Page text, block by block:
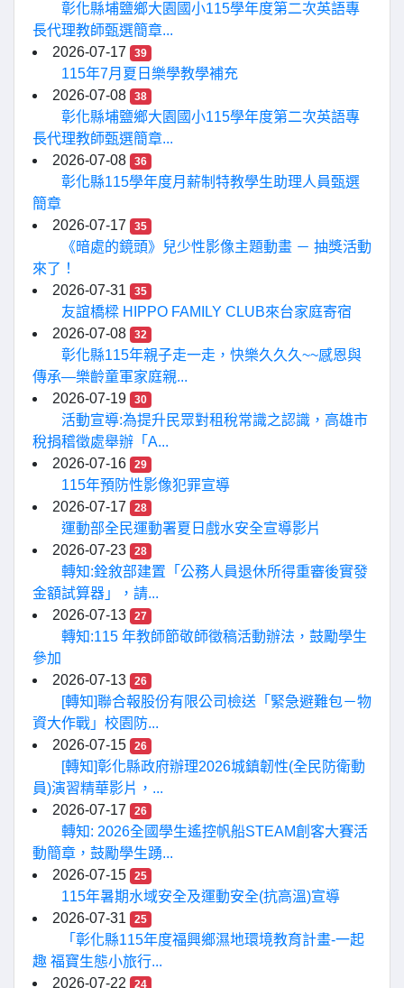
彰化縣埔鹽鄉大園國小115學年度第二次英語專
長代理教師甄選簡章...
2026-07-17
39
115年7月夏日樂學教學補充
2026-07-08
38
彰化縣埔鹽鄉大園國小115學年度第二次英語專
長代理教師甄選簡章...
2026-07-08
36
彰化縣115學年度月薪制特教學生助理人員甄選
簡章
2026-07-17
35
《暗處的鏡頭》兒少性影像主題動畫 － 抽獎活動
來了！
2026-07-31
35
友誼橋樑 HIPPO FAMILY CLUB來台家庭寄宿
2026-07-08
32
彰化縣115年親子走一走，快樂久久久~~感恩與
傳承—樂齡童軍家庭親...
2026-07-19
30
活動宣導:為提升民眾對租稅常識之認識，高雄市
稅捐稽徵處舉辦「A...
2026-07-16
29
115年預防性影像犯罪宣導
2026-07-17
28
運動部全民運動署夏日戲水安全宣導影片
2026-07-23
28
轉知:銓敘部建置「公務人員退休所得重審後實發
金額試算器」，請...
2026-07-13
27
轉知:115 年教師節敬師徵稿活動辦法，鼓勵學生
參加
2026-07-13
26
[轉知]聯合報股份有限公司檢送「緊急避難包－物
資大作戰」校園防...
2026-07-15
26
[轉知]彰化縣政府辦理2026城鎮韌性(全民防衛動
員)演習精華影片，...
2026-07-17
26
轉知: 2026全國學生遙控帆船STEAM創客大賽活
動簡章，鼓勵學生踴...
2026-07-15
25
115年暑期水域安全及運動安全(抗高溫)宣導
2026-07-31
25
「彰化縣115年度福興鄉濕地環境教育計畫-一起
趣 福寶生態小旅行...
2026-07-22
24